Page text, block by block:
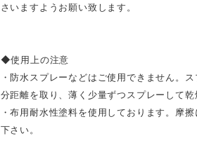
さいますようお願い致します。
◆使用上の注意
・防水スプレーなどはご使用できません。
分距離を取り、薄く少量ずつスプレーして
・布用耐水性塗料を使用しております。摩
下さい。